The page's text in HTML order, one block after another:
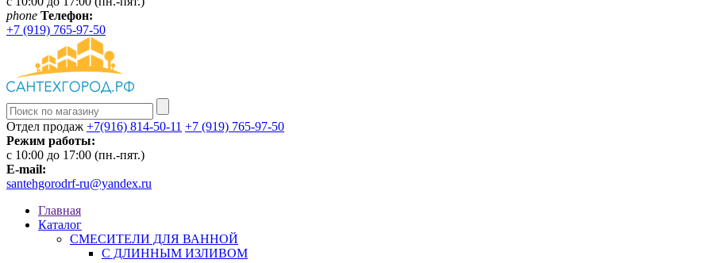
phone Телефон:
+7 (919) 765-97-50
Отдел продаж +7(916) 814-50-11 +7 (919) 765-97-50
Режим работы:
c 10:00 до 17:00 (пн.-пят.)
E-mail:
santehgorodrf-ru@yandex.ru
Главная
Каталог
СМЕСИТЕЛИ ДЛЯ ВАННОЙ
С ДЛИННЫМ ИЗЛИВОМ